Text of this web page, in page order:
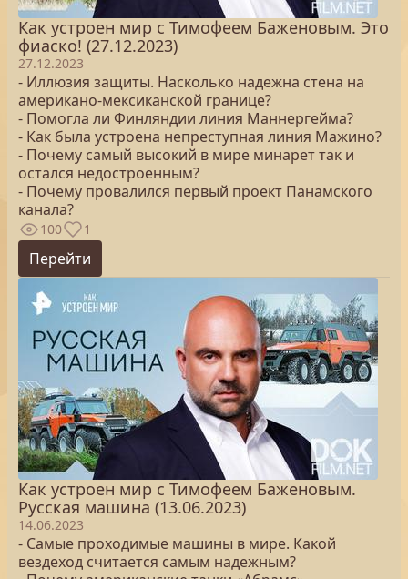
Как устроен мир с Тимофеем Баженовым. Это
фиаско! (27.12.2023)
27.12.2023
- Иллюзия защиты. Насколько надежна стена на
американо-мексиканской границе?
- Помогла ли Финляндии линия Маннергейма?
- Как была устроена непреступная линия Мажино?
- Почему самый высокий в мире минарет так и
остался недостроенным?
- Почему провалился первый проект Панамского
канала?
100 1
Перейти
Как устроен мир с Тимофеем Баженовым.
Русская машина (13.06.2023)
14.06.2023
- Самые проходимые машины в мире. Какой
вездеход считается самым надежным?